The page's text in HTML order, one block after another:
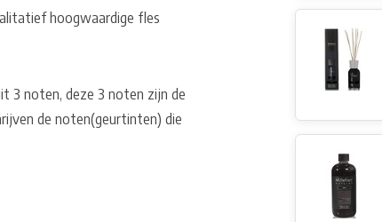
hoogwaardige fles
3 noten, deze 3 noten zijn de
de noten(geurtinten) die